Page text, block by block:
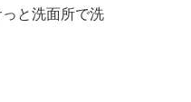
と洗面所で洗